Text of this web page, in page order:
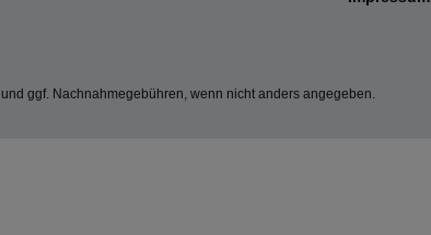
und ggf. Nachnahmegebühren, wenn nicht anders angegeben.